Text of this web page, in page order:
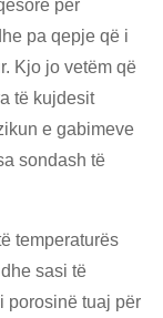
për
pa qepje që i
Kjo jo vetëm që
të kujdesit
e gabimeve
sondash të
temperaturës
sasi të
porosinë tuaj për